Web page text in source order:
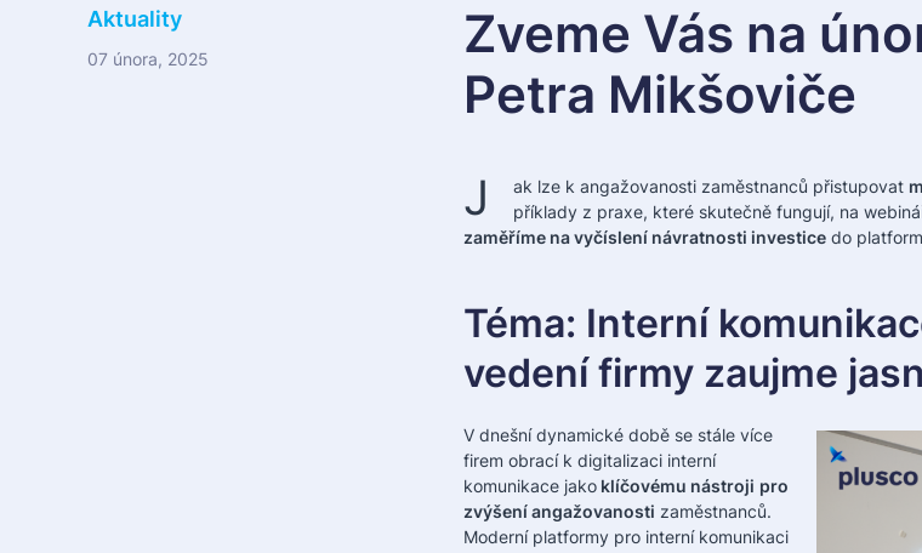
Aktuality
07 února, 2025
Zveme Vás na
Petra Mikšoviče
J ak lze k angažovanosti zaměstnanců přistupovat
příklady z praxe, které skutečně fungují, na
zaměříme na vyčíslení návratnosti investice do
Téma: Interní
vedení firmy zaujme
V dnešní dynamické době se stále více
firem obrací k digitalizaci interní
komunikace jako klíčovému nástroji pro
zvýšení angažovanosti zaměstnanců.
Moderní platformy pro interní komunikaci